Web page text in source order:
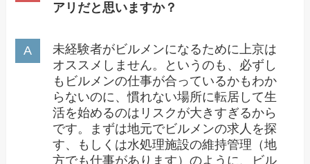
アリだと思いますか？
未経験者がビルメンになるために上京は
オススメしません。というのも、必ずし
もビルメンの仕事が合っているかもわか
らないのに、慣れない場所に転居して生
活を始めるのはリスクが大きすぎるから
です。まずは地元でビルメンの求人を探
す、もしくは水処理施設の維持管理（地
方でも仕事があります）のように、ビル